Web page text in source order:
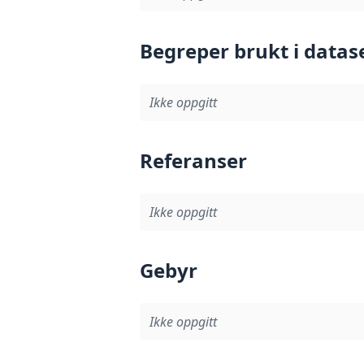
Begreper brukt i
Ikke oppgitt
Referanser
Ikke oppgitt
Gebyr
Ikke oppgitt